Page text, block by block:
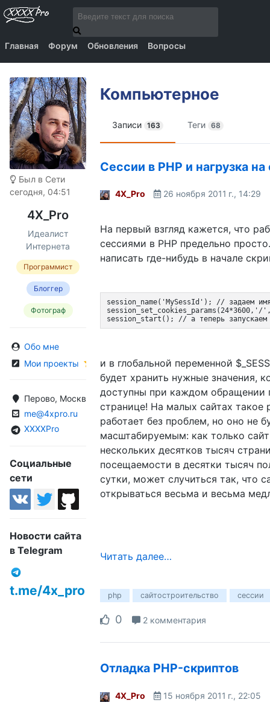
Главная Форум Обновления Вопросы
Был в Сети
сегодня, 04:51
4X_Pro
Идеалист
Интернета
Программист
Блоггер
Фотограф
Обо мне
Мои проекты
Перово, Москва, Россия
me@4xpro.ru
XXXXPro
Социальные
сети
Новости сайта
в Telegram
t.me/4x_pro
Компьютерное
Записи 163 Теги 68
Сессии в PHP и нагрузка на
4X_Pro 26 ноября 2011 г., 14:29
На первый взгляд кажется, что
сессиями в PHP предельно
написать где-нибудь в начале
session_name('MySessId'); // задаем имя
session_start(); // а теперь запускаем
и в глобальной переменной
будет хранить нужные значения,
доступны при каждом обращении
странице! На малых сайтах такое
работает без проблем, но оно не
масштабируемым: как только
нескольких десятков тысяч
посещаемости в десятки тысяч
сутки, может случиться так, что
открываться весьма и весьма
Читать далее…
php сайтостроительство сессии
0 2 комментария
Отладка PHP-скриптов
4X_Pro 15 ноября 2011 г., 22:05